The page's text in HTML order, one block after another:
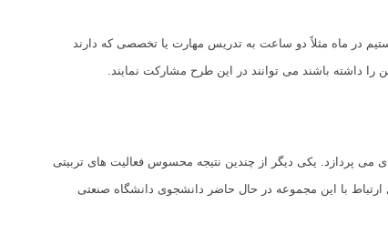
در ماه مثلاً دو ساعت به تدریس مهارت یا تخصصی که دارند
داشته باشند می توانند در این طرح مشارکت نمایند.
یکی دیگر از چندین نتیجه محسوس فعالیت های تربیتی
با این مجموعه در حال حاضر دانشجوی دانشگاه صنعتی